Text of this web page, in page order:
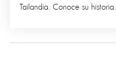
Tailandia. Conoce su historia.